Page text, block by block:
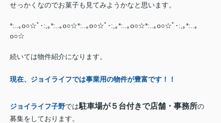
せっかくなのでお菓子も見てみようかなと思います。
*:..｡o○☆ﾟ･:,｡*:..｡o○☆*:..｡o○☆ﾟ･:,｡*:..｡o○☆*:..｡o○☆ﾟ･:,｡*:..｡
o○☆
続いては物件紹介になります。
現在、ジョイライフでは事業用の物件が豊富です！！
ジョイライフ子野では駐車場が５台付きで店舗・事務所の
募集をしております。